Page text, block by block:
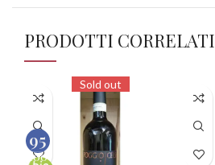
PRODOTTI CORRELATI
Sold out
95
100